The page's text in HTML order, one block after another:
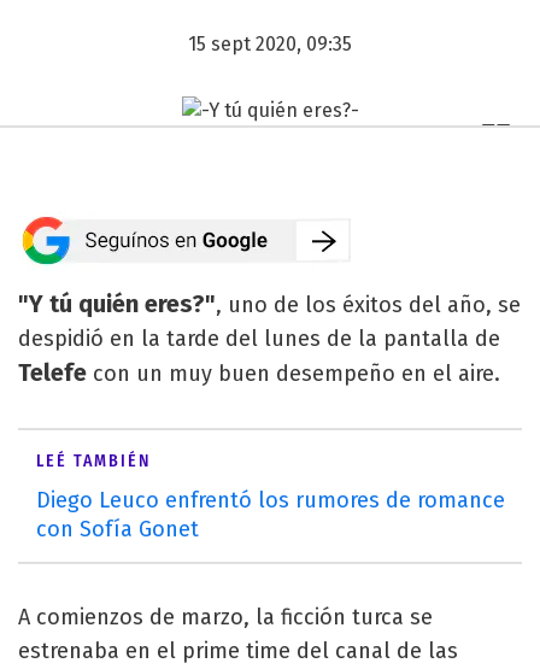
15 sept 2020, 09:35
"Y tú quién eres?", uno de los éxitos del año, se
despidió en la tarde del lunes de la pantalla de
Telefe con un muy buen desempeño en el aire.
LEÉ TAMBIÉN
Diego Leuco enfrentó los rumores de romance
con Sofía Gonet
A comienzos de marzo, la ficción turca se
estrenaba en el prime time del canal de las